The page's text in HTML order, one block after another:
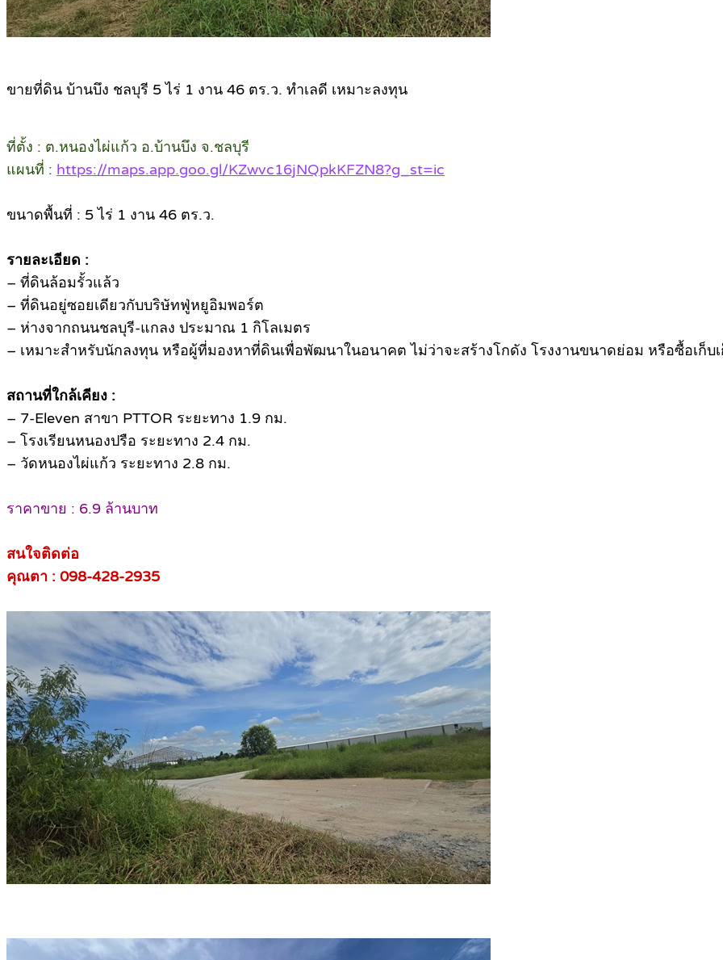
ขายที่ดิน บ้านบึง ชลบุรี 5 ไร่ 1 งาน 46 ตร.ว. ทำเลดี เหมาะลงทุน
ที่ตั้ง : ต.หนองไผ่แก้ว อ.บ้านบึง จ.ชลบุรี
แผนที่ : https://maps.app.goo.gl/KZwvc16jNQpkKFZN8?g_st=ic
ขนาดพื้นที่ : 5 ไร่ 1 งาน 46 ตร.ว.
รายละเอียด :
– ที่ดินล้อมรั้วแล้ว
– ที่ดินอยู่ซอยเดียวกับบริษัทฟู่หยูอิมพอร์ต
– ห่างจากถนนชลบุรี-แกลง ประมาณ 1 กิโลเมตร
– เหมาะสำหรับนักลงทุน หรือผู้ที่มองหาที่ดินเพื่อพัฒนาในอนาคต ไม่ว่าจะสร้างโกดัง โรงงานขนาดย่อม หรือซื้อเก็บเ
สถานที่ใกล้เคียง :
– 7-Eleven สาขา PTTOR ระยะทาง 1.9 กม.
– โรงเรียนหนองปรือ ระยะทาง 2.4 กม.
– วัดหนองไผ่แก้ว ระยะทาง 2.8 กม.
ราคาขาย : 6.9 ล้านบาท
สนใจติดต่อ
คุณตา : 098-428-2935